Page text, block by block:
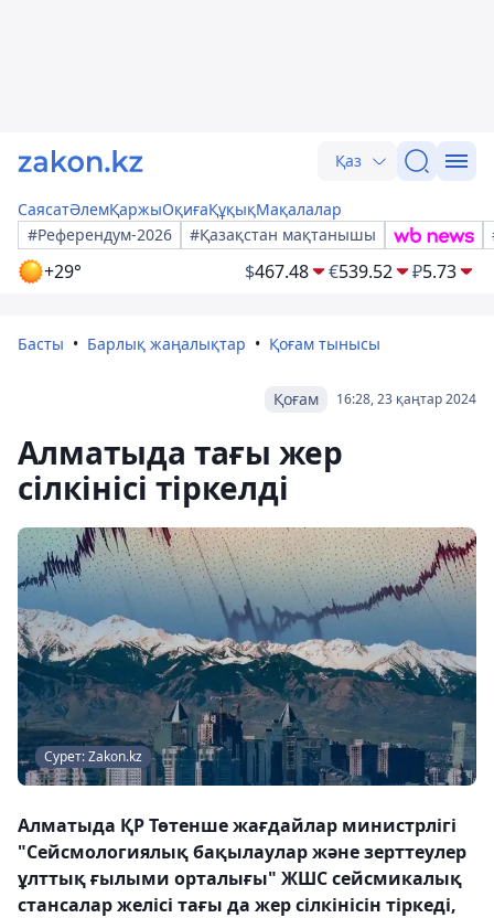
Қаз
СаясатӘлемҚаржыОқиғаҚұқықМақалалар
#Референдум-2026
#Қазақстан мақтанышы
+29° $467.48 €539.52 ₽5.73
Басты Барлық жаңалықтар Қоғам тынысы
16:28, 23 қаңтар 2024
Қоғам
Алматыда тағы жер
сілкінісі тіркелді
Сурет: Zakon.kz
Алматыда ҚР Төтенше жағдайлар министрлігі
"Сейсмологиялық бақылаулар және зерттеулер
ұлттық ғылыми орталығы" ЖШС сейсмикалық
стансалар желісі тағы да жер сілкінісін тіркеді,